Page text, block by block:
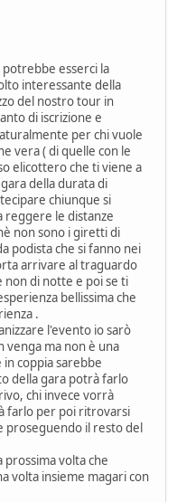
esserci la
interessante della
del nostro tour in
di iscrizione e
per chi vuole
vera ( di quelle con le
elicottero che ti viene a
della durata di
chiunque si
reggere le distanze
non sono i giretti di
podista che si fanno nei
arrivare al traguardo
non di notte e poi se ti
bellissima che
.
l'evento io sarò
venga ma non è una
coppia sarebbe
della gara potrà farlo
chi invece vorrà
farlo per poi ritrovarsi
proseguendo il resto del
prossima volta che
volta insieme magari con